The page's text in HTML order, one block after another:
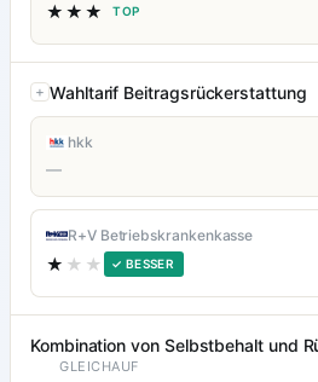
★★★ TOP
Wahltarif Beitragsrückerstattung
hkk
—
R+V Betriebskrankenkasse
★ ★★ ✓ BESSER
Kombination von Selbstbehalt und
GLEICHAUF